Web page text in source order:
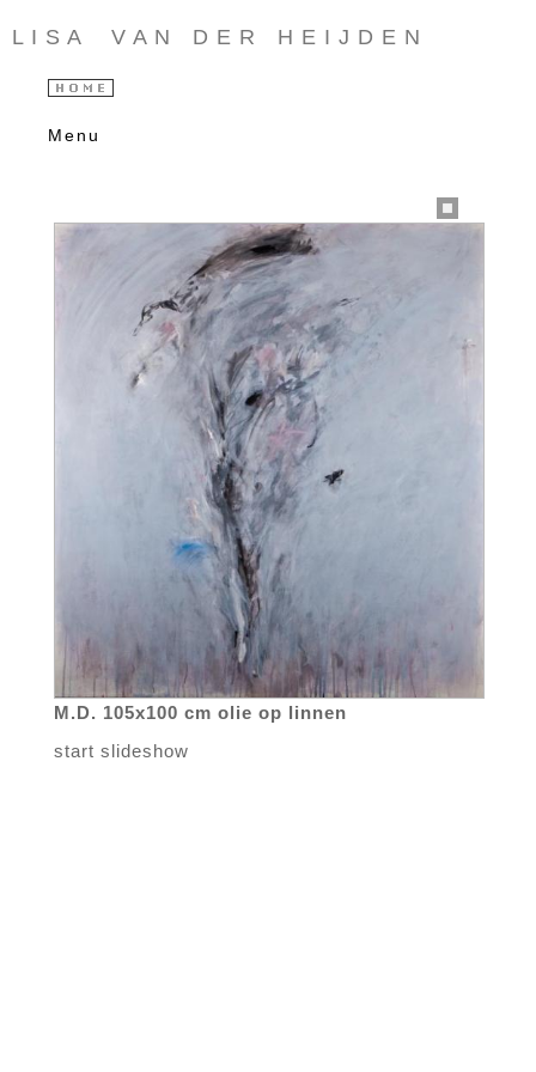
L I S A V A N D E R H E I J D E N
Menu
M.D. 105x100 cm olie op linnen
start slideshow